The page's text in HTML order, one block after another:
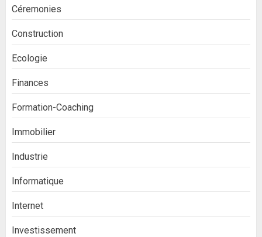
Céremonies
Construction
Ecologie
Finances
Formation-Coaching
Immobilier
Industrie
Informatique
Internet
Investissement